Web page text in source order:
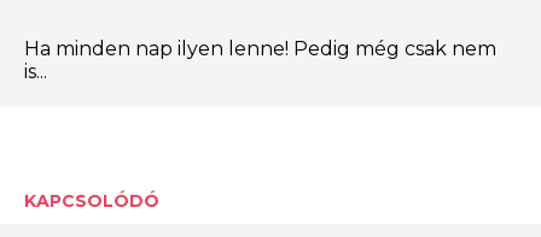
Ha minden nap ilyen lenne! Pedig még csak nem
is...
KAPCSOLÓDÓ